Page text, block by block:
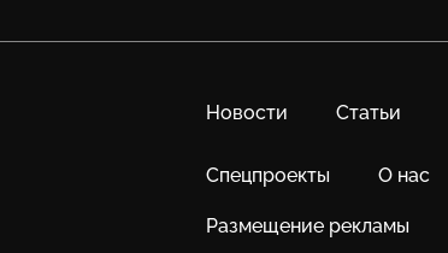
Новости Статьи
Спецпроекты О нас
Размещение рекламы